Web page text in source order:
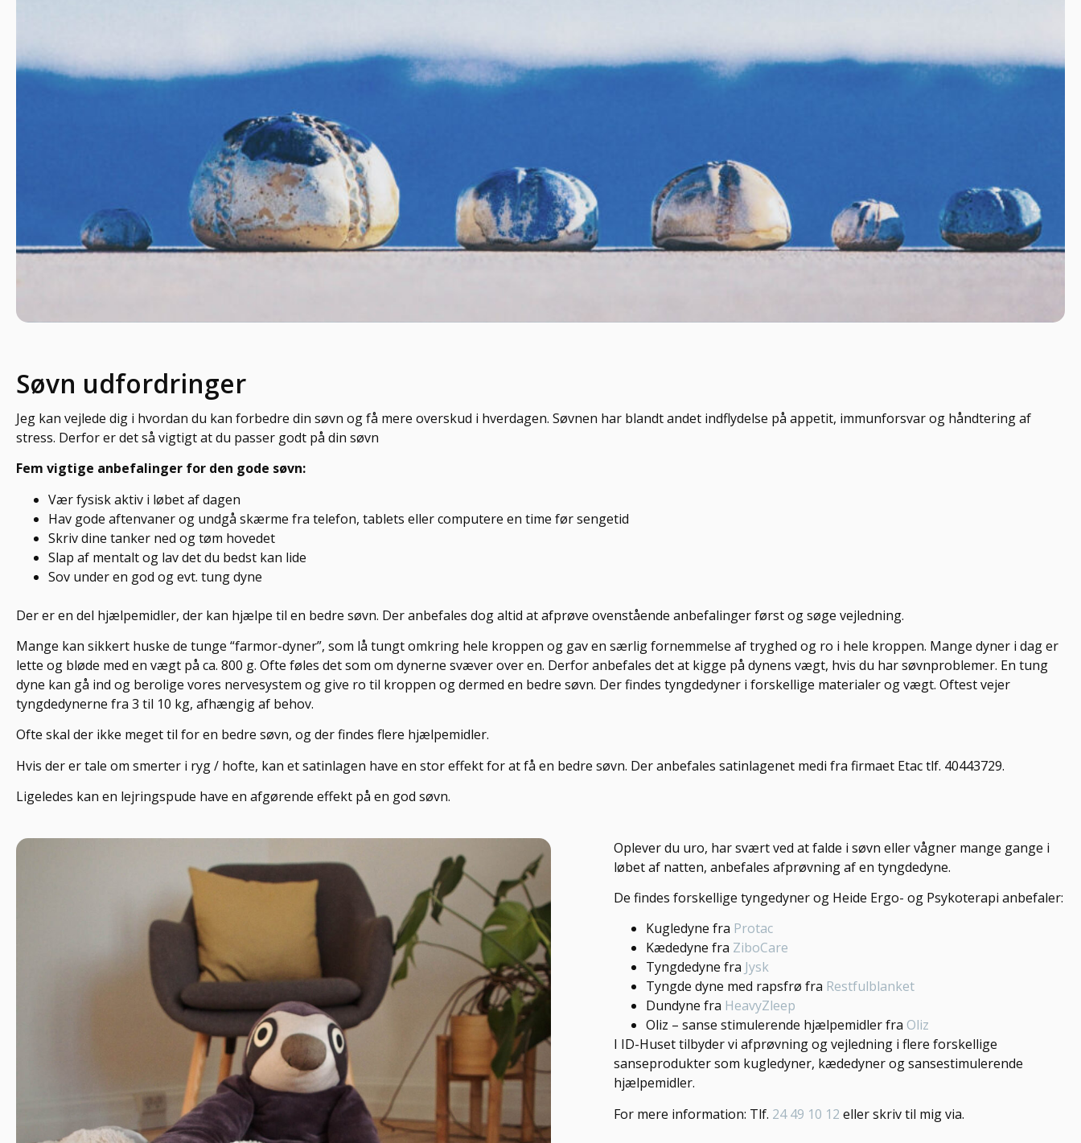
Søvn udfordringer
Jeg kan vejlede dig i hvordan du kan forbedre din søvn og få mere overskud i hverdagen. Søvnen har blandt andet indflydelse på appetit, immunforsvar og håndtering af
stress. Derfor er det så vigtigt at du passer godt på din søvn
Fem vigtige anbefalinger for den gode søvn:
Vær fysisk aktiv i løbet af dagen
Hav gode aftenvaner og undgå skærme fra telefon, tablets eller computere en time før sengetid
Skriv dine tanker ned og tøm hovedet
Slap af mentalt og lav det du bedst kan lide
Sov under en god og evt. tung dyne
Der er en del hjælpemidler, der kan hjælpe til en bedre søvn. Der anbefales dog altid at afprøve ovenstående anbefalinger først og søge vejledning.
Mange kan sikkert huske de tunge “farmor-dyner”, som lå tungt omkring hele kroppen og gav en særlig fornemmelse af tryghed og ro i hele kroppen. Mange dyner i dag er
lette og bløde med en vægt på ca. 800 g. Ofte føles det som om dynerne svæver over en. Derfor anbefales det at kigge på dynens vægt, hvis du har søvnproblemer. En tung
dyne kan gå ind og berolige vores nervesystem og give ro til kroppen og dermed en bedre søvn. Der findes tyngdedyner i forskellige materialer og vægt. Oftest vejer
tyngdedynerne fra 3 til 10 kg, afhængig af behov.
Ofte skal der ikke meget til for en bedre søvn, og der findes flere hjælpemidler.
Hvis der er tale om smerter i ryg / hofte, kan et satinlagen have en stor effekt for at få en bedre søvn. Der anbefales satinlagenet medi fra firmaet Etac tlf. 40443729.
Ligeledes kan en lejringspude have en afgørende effekt på en god søvn.
Oplever du uro, har svært ved at falde i søvn eller vågner mange gange i
løbet af natten, anbefales afprøvning af en tyngdedyne.
De findes forskellige tyngedyner og Heide Ergo- og Psykoterapi anbefaler:
Kugledyne fra Protac
Kædedyne fra ZiboCare
Tyngdedyne fra Jysk
Tyngde dyne med rapsfrø fra Restfulblanket
Dundyne fra HeavyZleep
Oliz – sanse stimulerende hjælpemidler fra Oliz
I ID-Huset tilbyder vi afprøvning og vejledning i flere forskellige
sanseprodukter som kugledyner, kædedyner og sansestimulerende
hjælpemidler.
For mere information: Tlf. 24 49 10 12 eller skriv til mig via.